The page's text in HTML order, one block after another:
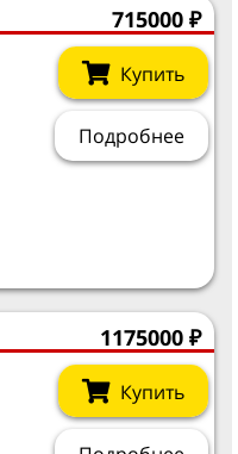
715000 ₽
Купить
Подробнее
1175000 ₽
Купить